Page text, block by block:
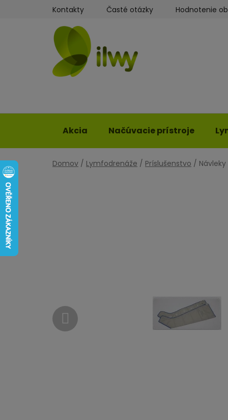
Kontakty Časté otázky Hodnotenie
Akcia Načúvacie prístroje
Domov / Lymfodrenáže / Príslušenstvo /